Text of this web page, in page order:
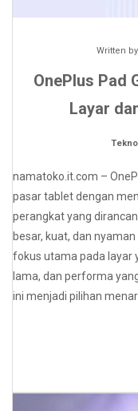
Written by
OnePlus Pad
Layar
namatoko.it.com –
pasar tablet dengan
perangkat yang
besar, kuat, dan
fokus utama pada layar
lama, dan performa
ini menjadi pilihan